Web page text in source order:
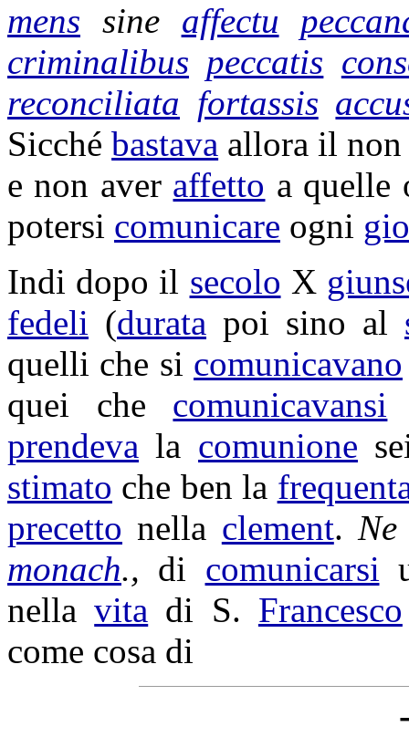
mens sine affectu
criminalibus peccatis
reconciliata fortassis
Sicchébastava allora il
e non aver affetto a
potersi comunicare ogni
Indi dopo il secolo X
fedeli (durata poi sino al
quelli che si comunicavano
quei che comunicavansi
prendeva la comunione
stimato che ben la
precetto nella clement.
monach., di comunicarsi
nellavita di S. Francesco
come cosa di